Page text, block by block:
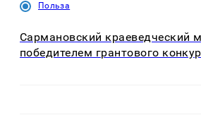
Польза
Сармановский краеведческий
победителем грантового